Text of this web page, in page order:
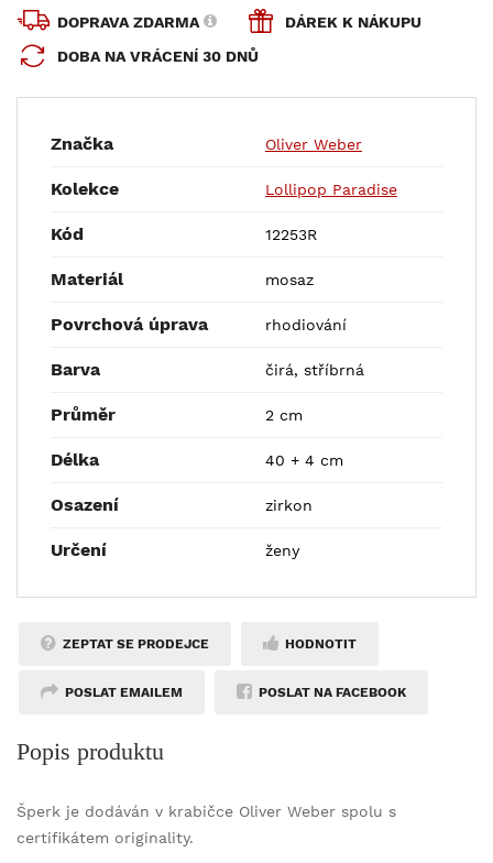
DOPRAVA ZDARMA
DÁREK K NÁKUPU
DOBA NA VRÁCENÍ 30 DNŮ
Značka Oliver Weber
Kolekce Lollipop Paradise
Kód 12253R
Materiál mosaz
Povrchová úprava rhodiování
Barva čirá, stříbrná
Průměr 2 cm
Délka 40 + 4 cm
Osazení zirkon
Určení ženy
ZEPTAT SE PRODEJCE HODNOTIT
POSLAT EMAILEM POSLAT NA FACEBOOK
Popis produktu
Šperk je dodáván v krabičce Oliver Weber spolu s
certifikátem originality.